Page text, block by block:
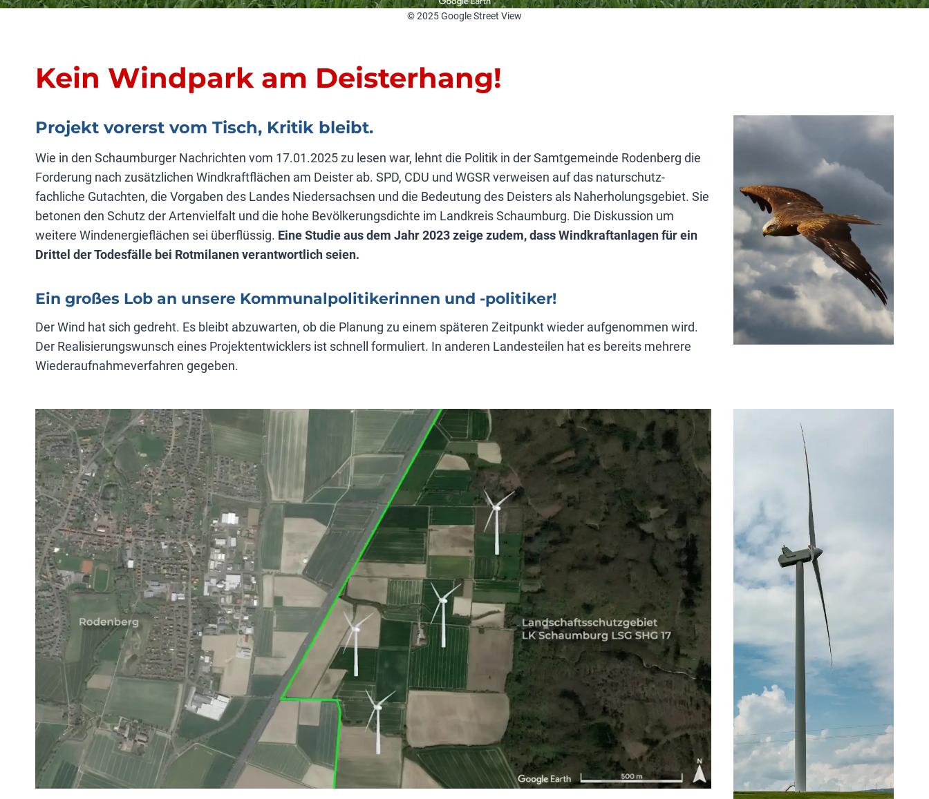
© 2025 Google Street View
Kein Windpark am Deisterhang!
Projekt vorerst vom Tisch, Kritik bleibt.
Wie in den Schaumburger Nachrichten vom 17.01.2025 zu lesen war, lehnt die Politik in der Samtgemeinde Rodenberg die
Forderung nach zusätzlichen Windkraftflächen am Deister ab. SPD, CDU und WGSR verweisen auf das naturschutz­
fachliche Gutachten, die Vorgaben des Landes Niedersachsen und die Bedeutung des Deisters als Naherholungsgebiet. Sie
betonen den Schutz der Artenvielfalt und die hohe Bevölkerungsdichte im Landkreis Schaumburg. Die Diskussion um
weitere Windenergieflächen sei überflüssig. Eine Studie aus dem Jahr 2023 zeige zudem, dass Windkraftanlagen für ein
Drittel der Todesfälle bei Rotmilanenverantwortlich seien.
Ein großes Lob an unsere Kommunalpolitikerinnen und -politiker!
Der Wind hat sich gedreht. Es bleibt abzuwarten, ob die Planung zu einem späteren Zeitpunkt wieder aufgenommen wird.
Der Realisierungswunsch eines Projektentwicklers ist schnell formuliert. In anderen Landesteilen hat es bereits mehrere
Wieder­aufnahme­verfahren gegeben.